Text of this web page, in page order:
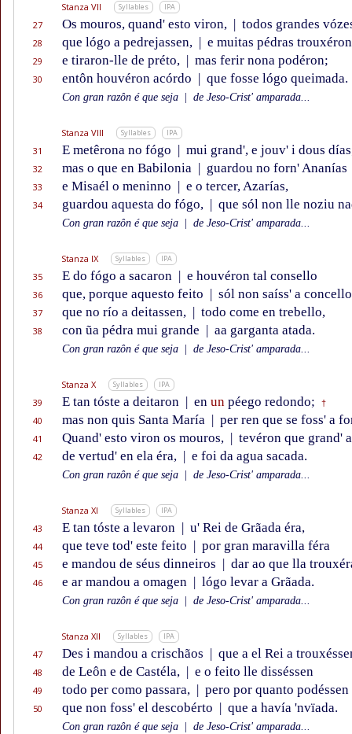
Stanza VII Syllables IPA
27 Os mouros, quand' esto viron, | todos grandes
28 que lógo a pedrejassen, | e muitas pédras trouxéron
29 e tiraron-lle de préto, | mas ferir nona podéron;
30 entôn houvéron acórdo | que fosse lógo queimada.
Con gran razôn é que seja de Jeso-Crist' amparada...
Stanza VIII Syllables IPA
31 E metêrona no fógo | mui grand', e jouv' i dous
32 mas o que en Babilonia | guardou no forn' Ananías
33 e Misaél o meninno | e o tercer, Azarías,
34 guardou aquesta do fógo, | que sól non lle noziu
Con gran razôn é que seja de Jeso-Crist' amparada...
Stanza IX Syllables IPA
35 E do fógo a sacaron | e houvéron tal consello
36 que, porque aquesto feito | sól non saíss' a
37 que no río a deitassen, | todo come en trebello,
38 con ũa pédra mui grande | aa garganta atada.
Con gran razôn é que seja de Jeso-Crist' amparada...
Stanza X Syllables IPA
39 E tan tóste a deitaron | en un péego redondo; †
40 mas non quis Santa María | per ren que se foss' a
41 Quand' esto viron os mouros, | tevéron que grand'
42 de vertud' en ela éra, | e foi da agua sacada.
Con gran razôn é que seja de Jeso-Crist' amparada...
Stanza XI Syllables IPA
43 E tan tóste a levaron | u' Rei de Grãada éra,
44 que teve tod' este feito | por gran maravilla féra
45 e mandou de séus dinneiros | dar ao que lla
46 e ar mandou a omagen | lógo levar a Grãada.
Con gran razôn é que seja de Jeso-Crist' amparada...
Stanza XII Syllables IPA
47 Des i mandou a crischãos | que a el Rei a
48 de Leôn e de Castéla, | e o feito lle disséssen
49 todo per como passara, | pero por quanto podéssen
50 que non foss' el descobérto | que a havía 'nvïada.
Con gran razôn é que seja de Jeso-Crist' amparada...